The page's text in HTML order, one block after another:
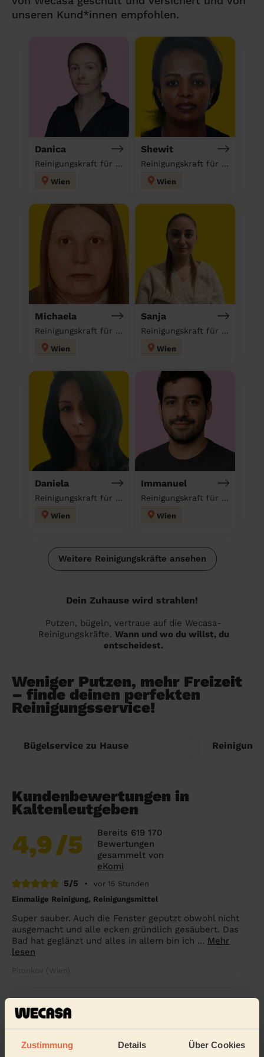
Zustimmung Details Über Cookies
unseren Kund*innen empfohlen.
Danica
Reinigungskraft für deinen Haushalt
Wien
Shewit
Reinigungskraft für deinen Haushalt
Wien
Michaela
Reinigungskraft für deinen Haushalt
Wien
Sanja
Reinigungskraft für deinen Haushalt
Wien
Daniela
Reinigungskraft für deinen Haushalt
Wien
Immanuel
Reinigungskraft für deinen Haushalt
Wien
Weitere Reinigungskräfte ansehen
Dein Zuhause wird strahlen!
Putzen, bügeln, vertraue auf die Wecasa-
Reinigungskräfte. Wann und wo du willst, du
entscheidest.
Weniger Putzen, mehr Freizeit
– finde deinen perfekten
Reinigungsservice!
Bügelservice zu Hause Reinigung
Kundenbewertungen in
Kaltenleutgeben
4,9/5
Bereits 619 170
Bewertungen
gesammelt von
eKomi
5/5
•
vor 15 Stunden
Einmalige Reinigung, Reinigungsmittel
Super sauber. Auch die Fenster geputzt obwohl nicht
ausgemacht und alle ecken gründlich gesäubert. Das
Bad hat geglänzt und alles in allem bin ich ... Mehr
lesen
Pironkov (Wien)
5/5
Grundreinigung
TOP Reinigungskraft !! Pünktlich, sehr gute
Kommunikation, versteht perfekt Deutsch und spricht